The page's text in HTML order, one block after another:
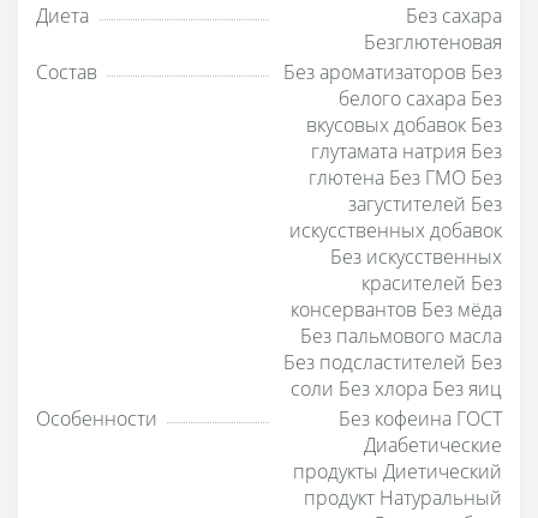
Диета
Без сахара
Безглютеновая
Состав
Без ароматизаторов Без
белого сахара Без
вкусовых добавок Без
глутамата натрия Без
глютена Без ГМО Без
загустителей Без
искусственных добавок
Без искусственных
красителей Без
консервантов Без мёда
Без пальмового масла
Без подсластителей Без
соли Без хлора Без яиц
Особенности
Без кофеина ГОСТ
Диабетические
продукты Диетический
продукт Натуральный